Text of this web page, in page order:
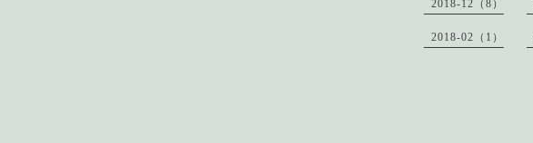
2018-12（8）
2018-02（1）